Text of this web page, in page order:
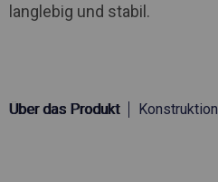
langlebig und stabil.
Über das Produkt Konstruktion